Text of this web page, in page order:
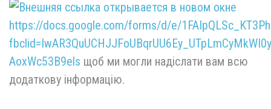
https://docs.google.com/forms/d/e/
AoxWc53B9els щоб ми могли надіслати вам всю
додаткову інформацію.